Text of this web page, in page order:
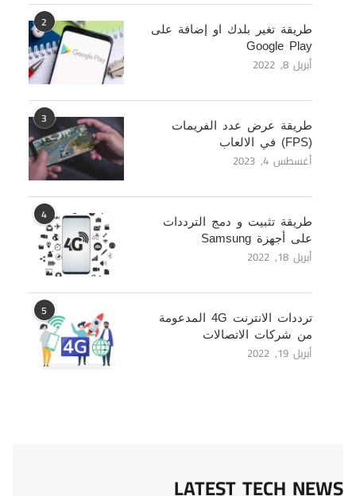
2
طريقة تغير بلدك او إضافة على
Google Play
أبريل 8, 2022
3
طريقة عرض عدد الفريمات
(FPS) في الالعاب
أغسطس 4, 2023
4
طريقة تثبيت و دمج الترددات
على أجهزة Samsung
أبريل 18, 2022
5
ترددات الانترنت 4G المدعومة
من شركات الاتصالات
أبريل 19, 2022
LATEST TECH NEWS